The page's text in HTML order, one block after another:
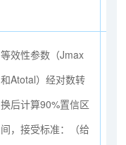
等效性参数（Jmax
和Atotal）经对数转
换后计算90%置信区
间，接受标准：（给